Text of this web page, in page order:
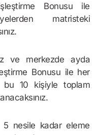
Bonusu ile
matristeki
ve merkezde ayda
Bonusu ile her
10 kişiyle toplam
5 nesile kadar eleme